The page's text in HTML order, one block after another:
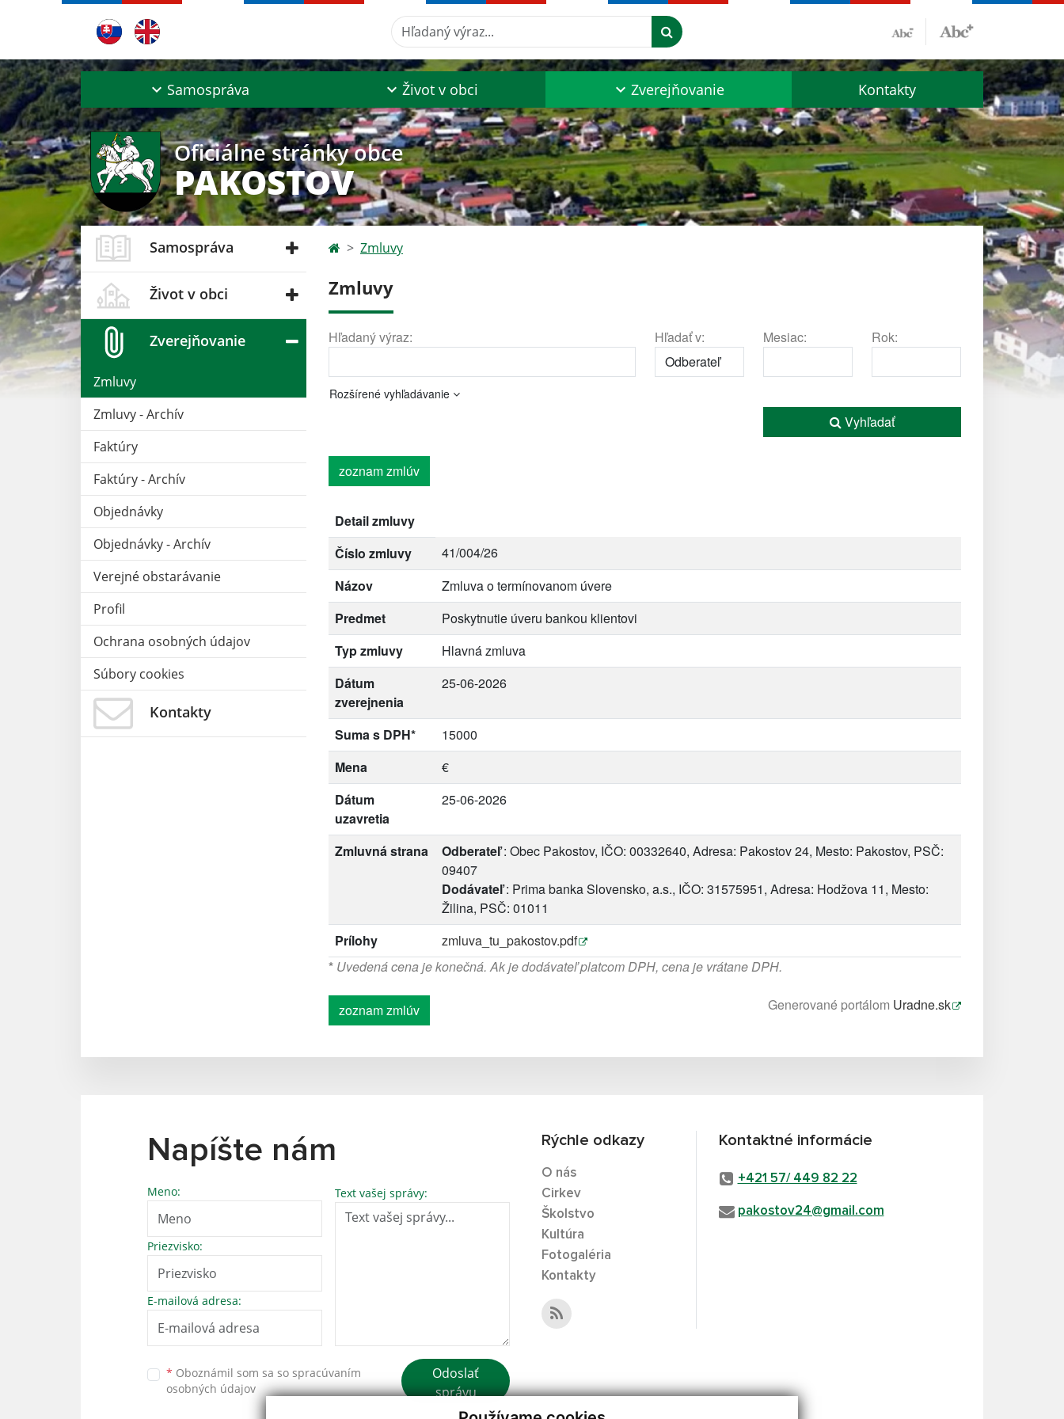
Hľadaný výraz...
Samospráva Život v obci Zverejňovanie Kontakty
Oficiálne stránky obce
PAKOSTOV
Samospráva
Život v obci
Zverejňovanie
Zmluvy
Zmluvy - Archív
Faktúry
Faktúry - Archív
Objednávky
Objednávky - Archív
Verejné obstarávanie
Profil
Ochrana osobných údajov
Súbory cookies
Kontakty
Zmluvy
Zmluvy
Hľadaný výraz: Hľadať v: Mesiac: Rok:
Rozšírené vyhľadávanie
Vyhľadať
zoznam zmlúv
Detail zmluvy
Číslo zmluvy
41/004/26
Názov
Zmluva o termínovanom úvere
Predmet
Poskytnutie úveru bankou klientovi
Typ zmluvy
Hlavná zmluva
Dátum
zverejnenia
25-06-2026
Suma s DPH*
15000
Mena
€
Dátum
uzavretia
25-06-2026
Zmluvná strana Odberateľ: Obec Pakostov, IČO: 00332640, Adresa: Pakostov 24, Mesto: Pakostov, PSČ:
09407
Dodávateľ: Prima banka Slovensko, a.s., IČO: 31575951, Adresa: Hodžova 11, Mesto:
Žilina, PSČ: 01011
Prílohy
zmluva_tu_pakostov.pdf
* Uvedená cena je konečná. Ak je dodávateľ platcom DPH, cena je vrátane DPH.
zoznam zmlúv Generované portálom Uradne.sk
Napíšte nám
Meno:
Priezvisko:
E-mailová adresa:
Text vašej správy:
* Oboznámil som sa so spracúvaním
osobných údajov
Odoslať
správu
Rýchle odkazy
O nás
Cirkev
Školstvo
Kultúra
Fotogaléria
Kontakty
Kontaktné informácie
+421 57/ 449 82 22
pakostov24@gmail.com